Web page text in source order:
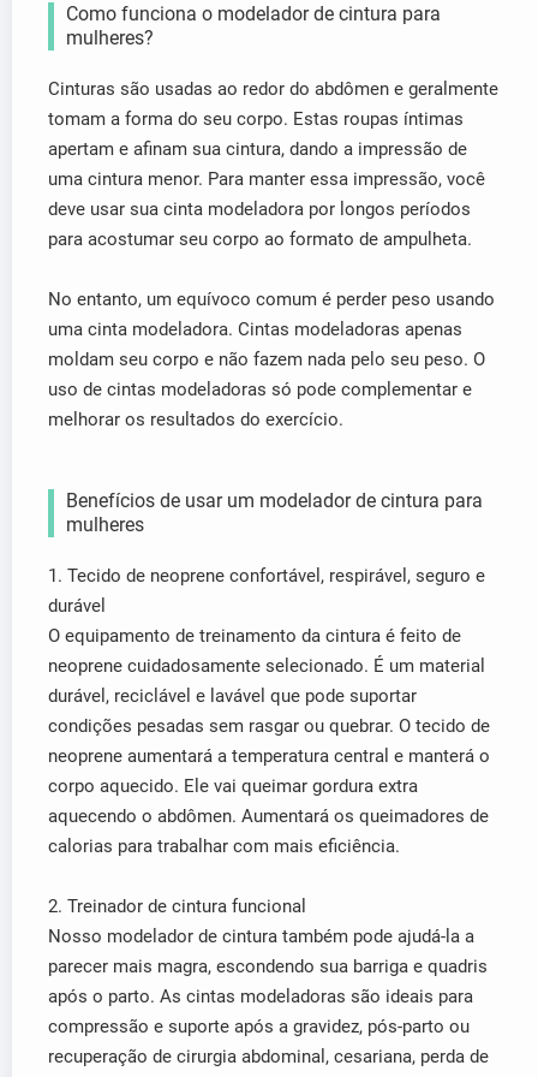
Como funciona o modelador de cintura para
mulheres?
Cinturas são usadas ao redor do abdômen e geralmente
tomam a forma do seu corpo. Estas roupas íntimas
apertam e afinam sua cintura, dando a impressão de
uma cintura menor. Para manter essa impressão, você
deve usar sua cinta modeladora por longos períodos
para acostumar seu corpo ao formato de ampulheta.
No entanto, um equívoco comum é perder peso usando
uma cinta modeladora. Cintas modeladoras apenas
moldam seu corpo e não fazem nada pelo seu peso. O
uso de cintas modeladoras só pode complementar e
melhorar os resultados do exercício.
Benefícios de usar um modelador de cintura para
mulheres
1. Tecido de neoprene confortável, respirável, seguro e
durável
O equipamento de treinamento da cintura é feito de
neoprene cuidadosamente selecionado. É um material
durável, reciclável e lavável que pode suportar
condições pesadas sem rasgar ou quebrar. O tecido de
neoprene aumentará a temperatura central e manterá o
corpo aquecido. Ele vai queimar gordura extra
aquecendo o abdômen. Aumentará os queimadores de
calorias para trabalhar com mais eficiência.
2. Treinador de cintura funcional
Nosso modelador de cintura também pode ajudá-la a
parecer mais magra, escondendo sua barriga e quadris
após o parto. As cintas modeladoras são ideais para
compressão e suporte após a gravidez, pós-parto ou
recuperação de cirurgia abdominal, cesariana, perda de